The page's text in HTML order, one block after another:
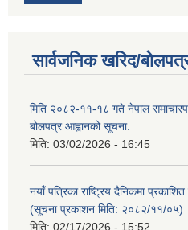
सार्वजनिक खरिद/
मिति २०८२-११-१८ गते नेपाल
बोलपत्र आह्वानको सूचना.
मिति: 03/02/2026 - 16:45
नयाँ पत्रिका राष्ट्रिय दैनिकमा
(सूचना प्रकाशन मिति: २०८२/११/०५)
मिति: 02/17/2026 - 15:52